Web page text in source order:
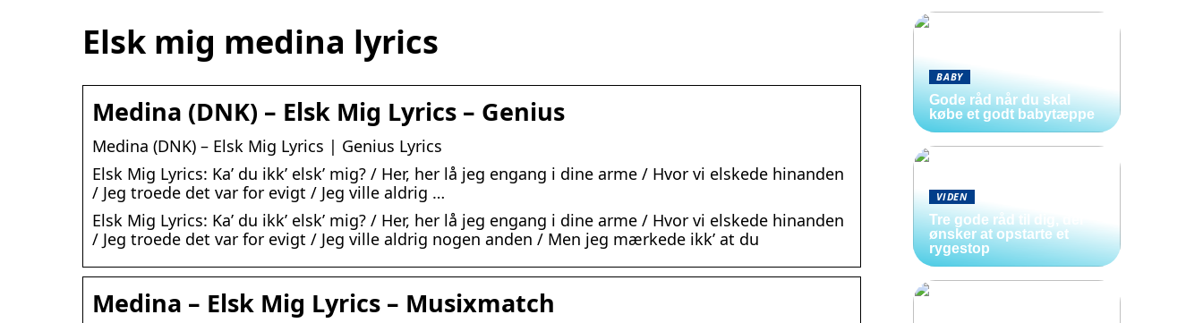
Elsk mig medina lyrics
Medina (DNK) – Elsk Mig Lyrics – Genius
Medina (DNK) – Elsk Mig Lyrics | Genius Lyrics
Elsk Mig Lyrics: Ka’ du ikk’ elsk’ mig? / Her, her lå jeg engang i dine arme / Hvor vi elskede hinanden
/ Jeg troede det var for evigt / Jeg ville aldrig …
Elsk Mig Lyrics: Ka’ du ikk’ elsk’ mig? / Her, her lå jeg engang i dine arme / Hvor vi elskede hinanden
/ Jeg troede det var for evigt / Jeg ville aldrig nogen anden / Men jeg mærkede ikk’ at du
Medina – Elsk Mig Lyrics – Musixmatch
BABY
Gode råd når du skal
købe et godt babytæppe
VIDEN
Tre gode råd til dig, der
ønsker at opstarte et
rygestop